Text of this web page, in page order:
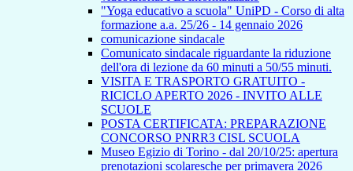
"Yoga educativo a scuola" UniPD - Corso di alta
formazione a.a. 25/26 - 14 gennaio 2026
comunicazione sindacale
Comunicato sindacale riguardante la riduzione
dell'ora di lezione da 60 minuti a 50/55 minuti.
VISITA E TRASPORTO GRATUITO -
RICICLO APERTO 2026 - INVITO ALLE
SCUOLE
POSTA CERTIFICATA: PREPARAZIONE
CONCORSO PNRR3 CISL SCUOLA
Museo Egizio di Torino - dal 20/10/25: apertura
prenotazioni scolaresche per primavera 2026